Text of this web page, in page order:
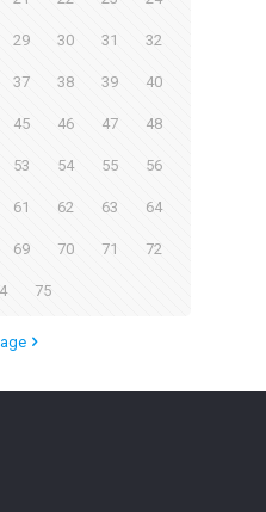
29 30 31 32
37 38 39 40
45 46 47 48
53 54 55 56
61 62 63 64
69 70 71 72
75